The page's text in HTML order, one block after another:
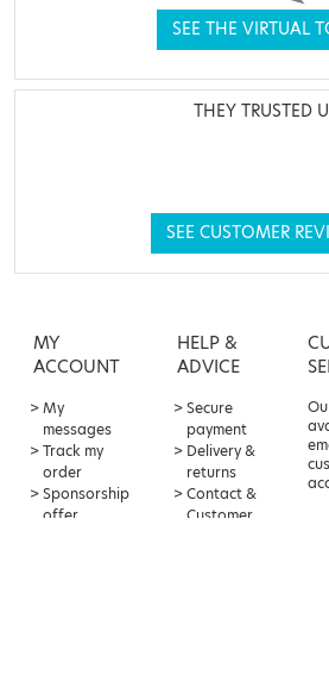
SEE THE VIRTUAL
THEY TRUSTED
SEE CUSTOMER
MY
ACCOUNT
My
messages
Track my
order
Sponsorship
offer
HELP &
ADVICE
Secure
payment
Delivery &
returns
Contact &
Customer